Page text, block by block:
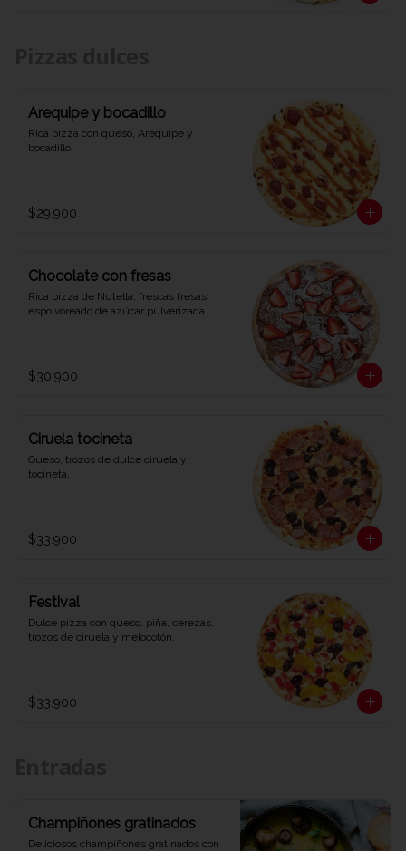
Arequipe y bocadillo
Rica pizza con queso, Arequipe y
bocadillo.
$29.900
Chocolate con fresas
Rica pizza de Nutella, frescas fresas,
espolvoreado de azúcar pulverizada.
$30.900
Ciruela tocineta
Queso, trozos de dulce ciruela y
tocineta.
$33.900
Festival
Dulce pizza con queso, piña, cerezas,
trozos de ciruela y melocotón.
$33.900
Champiñones gratinados
Deliciosos champiñones gratinados con